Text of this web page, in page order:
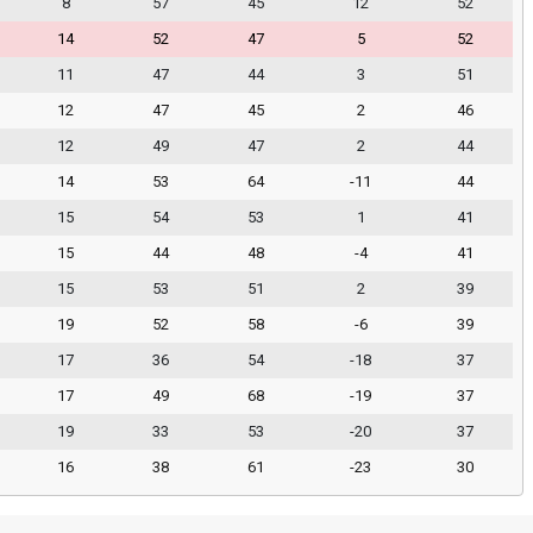
14
52 47 5
52
11
47 44 3
51
12
47 45 2
46
12
49 47 2
44
14
53 64 -11
44
15
54 53 1
41
15
44 48 -4
41
15
53 51 2
39
19
52 58 -6
39
17
36 54 -18
37
17
49 68 -19
37
19
33 53 -20
37
16
38 61 -23 30